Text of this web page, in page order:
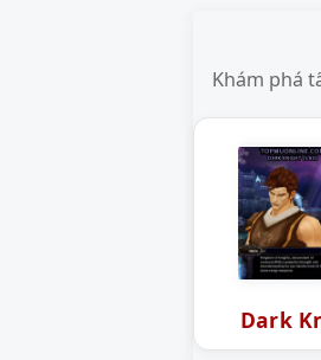
Khám phá
Dark